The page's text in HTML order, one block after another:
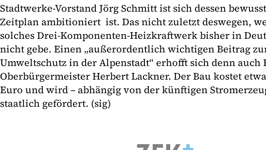
Stadtwerke-Vorstand Jörg Schmitt ist sich dessen
Zeitplan ambitioniert ist. Das nicht zuletzt deswegen,
solches Drei-Komponenten-Heizkraftwerk bisher in
nicht gebe. Einen „außerordentlich wichtigen Beitrag
Umweltschutz in der Alpenstadt“ erhofft sich denn auch
Oberbürgermeister Herbert Lackner. Der Bau kostet
Euro und wird – abhängig von der künftigen
staatlich gefördert. (sig)